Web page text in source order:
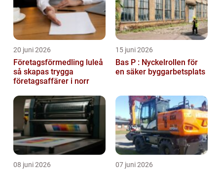
20 juni 2026
Företagsförmedling luleå
så skapas trygga
företagsaffärer i norr
15 juni 2026
Bas P : Nyckelrollen för
en säker byggarbetsplats
08 juni 2026 07 juni 2026